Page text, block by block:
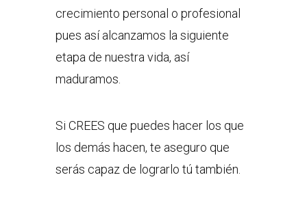
crecimiento personal o profesional
pues así alcanzamos la siguiente
etapa de nuestra vida, así
maduramos.
Si CREES que puedes hacer los que
los demás hacen, te aseguro que
serás capaz de lograrlo tú también.